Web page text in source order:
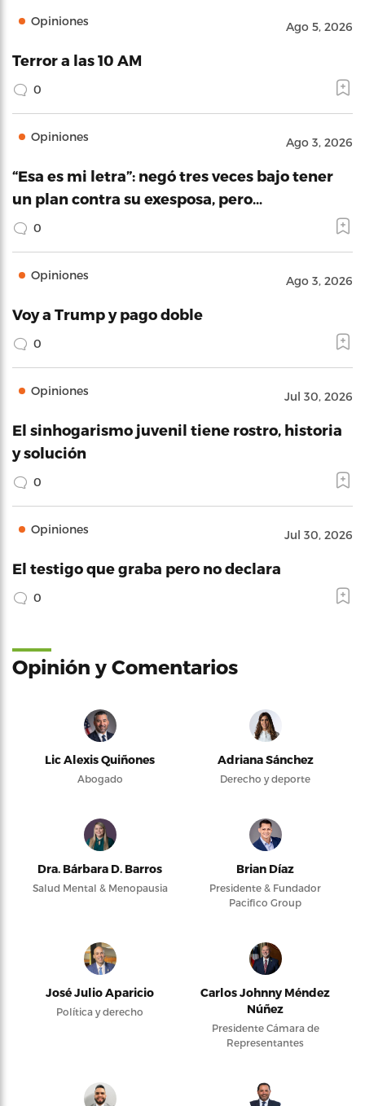
Opiniones Ago 5, 2026
Terror a las 10 AM
0
Opiniones Ago 3, 2026
“Esa es mi letra”: negó tres veces bajo tener
un plan contra su exesposa, pero…
0
Opiniones Ago 3, 2026
Voy a Trump y pago doble
0
Opiniones Jul 30, 2026
El sinhogarismo juvenil tiene rostro, historia
y solución
0
Opiniones Jul 30, 2026
El testigo que graba pero no declara
0
Opinión y Comentarios
Lic Alexis Quiñones
Abogado
Adriana Sánchez
Derecho y deporte
Dra. Bárbara D. Barros
Salud Mental & Menopausia
Brian Díaz
Presidente & Fundador
Pacifico Group
José Julio Aparicio
Política y derecho
Carlos Johnny Méndez
Núñez
Presidente Cámara de
Representantes